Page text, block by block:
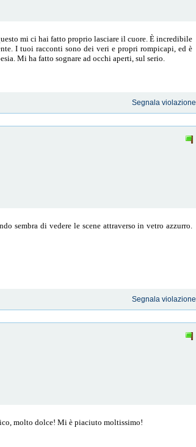
mi ci hai fatto proprio lasciare il cuore. È incredibile
I tuoi racconti sono dei veri e propri rompicapi, ed è
Mi ha fatto sognare ad occhi aperti, sul serio.
Segnala violazione
sembra di vedere le scene attraverso in vetro azzurro.
Segnala violazione
molto dolce! Mi è piaciuto moltissimo!